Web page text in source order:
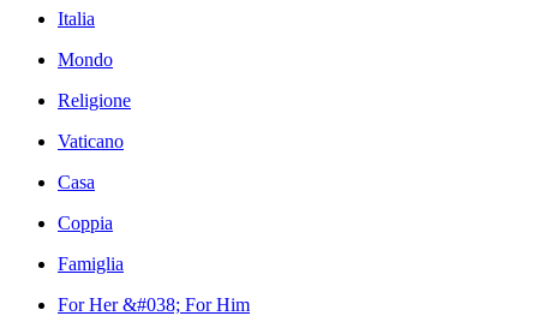
Italia
Mondo
Religione
Vaticano
Casa
Coppia
Famiglia
For Her &#038; For Him